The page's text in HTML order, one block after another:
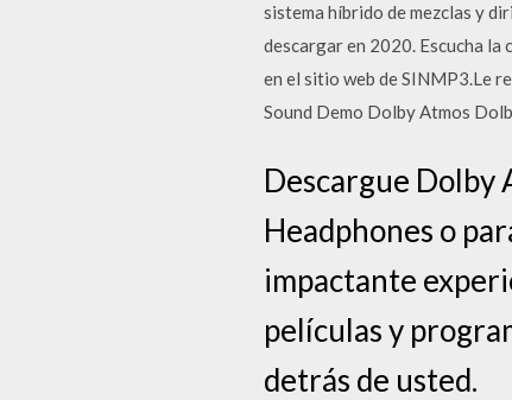
sistema híbrido de mezclas y
descargar en 2020. Escucha
en el sitio web de SINMP3.Le
Sound Demo Dolby Atmos
Descargue Dolby
Headphones o
impactante
películas y
detrás de usted.